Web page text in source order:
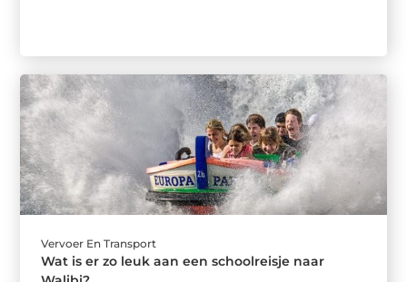
Vervoer En Transport
Wat is er zo leuk aan een schoolreisje naar